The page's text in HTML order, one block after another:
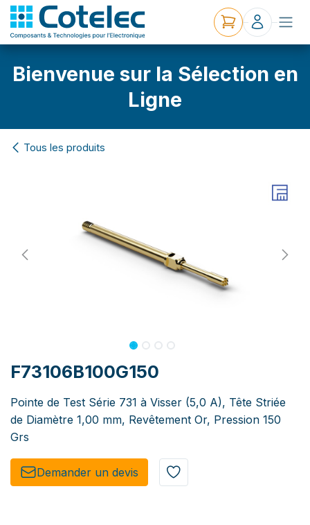
Bienvenue sur la Sélection en
Ligne
Tous les produits
F73106B100G150
Pointe de Test Série 731 à Visser (5,0 A), Tête Striée
de Diamètre 1,00 mm, Revêtement Or, Pression 150
Grs
Demander un de​​vis​​